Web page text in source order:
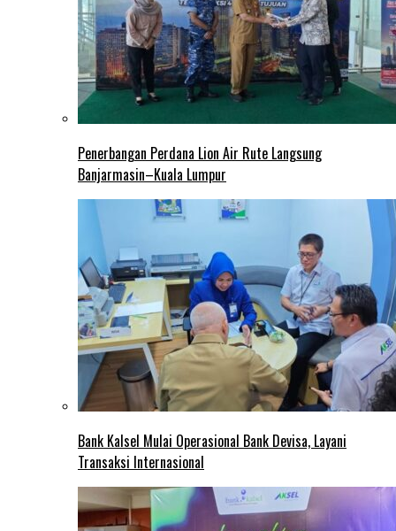
Penerbangan Perdana Lion Air Rute Langsung
Banjarmasin–Kuala Lumpur
Bank Kalsel Mulai Operasional Bank Devisa, Layani
Transaksi Internasional